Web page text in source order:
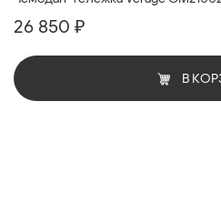
26 850 ₽
В